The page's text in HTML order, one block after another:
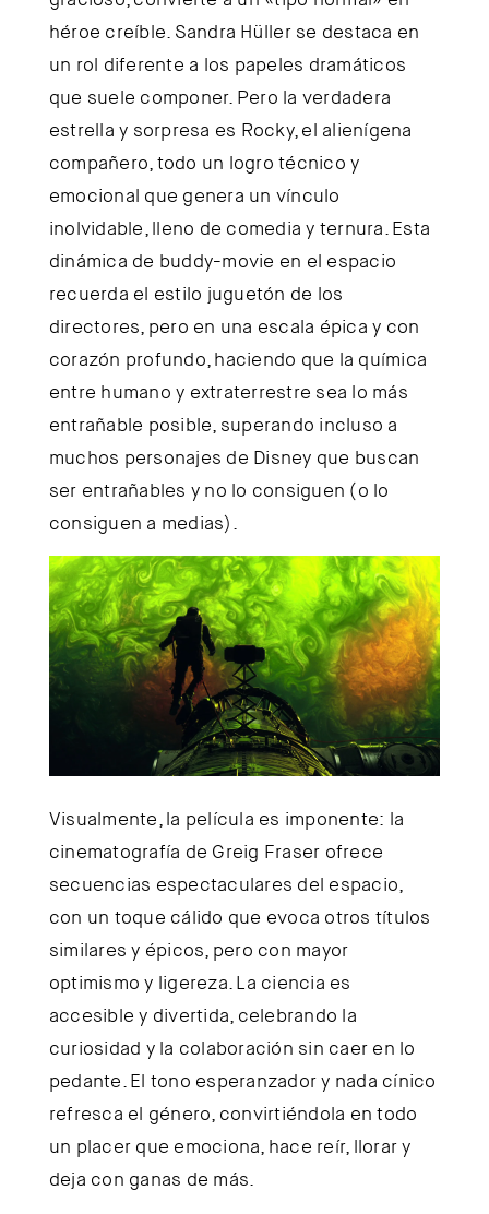
héroe creíble. Sandra Hüller se destaca en
un rol diferente a los papeles dramáticos
que suele componer. Pero la verdadera
estrella y sorpresa es Rocky, el alienígena
compañero, todo un logro técnico y
emocional que genera un vínculo
inolvidable, lleno de comedia y ternura. Esta
dinámica de buddy-movie en el espacio
recuerda el estilo juguetón de los
directores, pero en una escala épica y con
corazón profundo, haciendo que la química
entre humano y extraterrestre sea lo más
entrañable posible, superando incluso a
muchos personajes de Disney que buscan
ser entrañables y no lo consiguen (o lo
consiguen a medias).
Visualmente, la película es imponente: la
cinematografía de Greig Fraser ofrece
secuencias espectaculares del espacio,
con un toque cálido que evoca otros títulos
similares y épicos, pero con mayor
optimismo y ligereza. La ciencia es
accesible y divertida, celebrando la
curiosidad y la colaboración sin caer en lo
pedante. El tono esperanzador y nada cínico
refresca el género, convirtiéndola en todo
un placer que emociona, hace reír, llorar y
deja con ganas de más.